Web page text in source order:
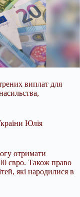
виплат для
Юлія
отримати
євро. Також право
які народилися в